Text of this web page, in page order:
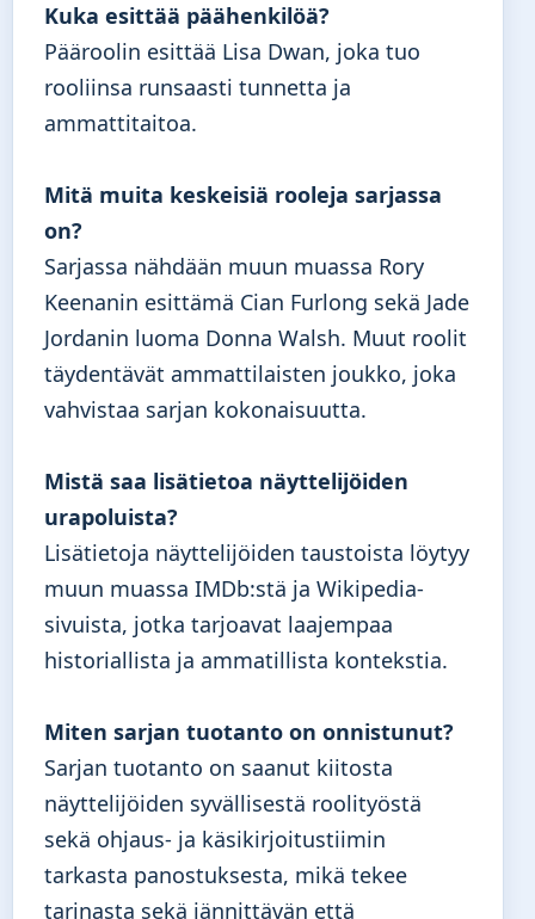
Kuka esittää päähenkilöä?
Pääroolin esittää Lisa Dwan, joka tuo
rooliinsa runsaasti tunnetta ja
ammattitaitoa.
Mitä muita keskeisiä rooleja sarjassa
on?
Sarjassa nähdään muun muassa Rory
Keenanin esittämä Cian Furlong sekä Jade
Jordanin luoma Donna Walsh. Muut roolit
täydentävät ammattilaisten joukko, joka
vahvistaa sarjan kokonaisuutta.
Mistä saa lisätietoa näyttelijöiden
urapoluista?
Lisätietoja näyttelijöiden taustoista löytyy
muun muassa IMDb:stä ja Wikipedia-
sivuista, jotka tarjoavat laajempaa
historiallista ja ammatillista kontekstia.
Miten sarjan tuotanto on onnistunut?
Sarjan tuotanto on saanut kiitosta
näyttelijöiden syvällisestä roolityöstä
sekä ohjaus- ja käsikirjoitustiimin
tarkasta panostuksesta, mikä tekee
tarinasta sekä jännittävän että